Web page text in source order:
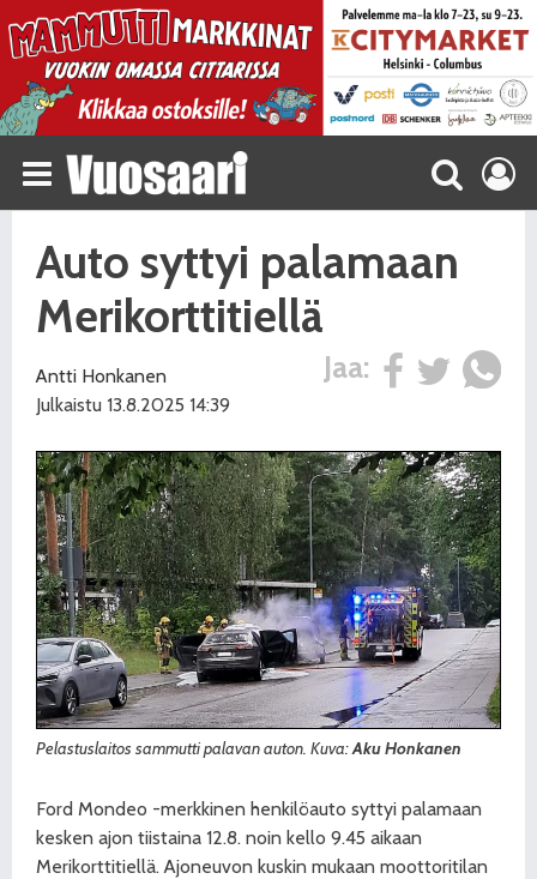
Auto syttyi palamaan
Merikorttitiellä
Jaa:
Antti Honkanen
Julkaistu 13.8.2025 14:39
Pelastuslaitos sammutti palavan auton. Kuva:Aku Honkanen
Ford Mondeo -merkkinen henkilöauto syttyi palamaan
kesken ajon tiistaina 12.8. noin kello 9.45 aikaan
Merikorttitiellä. Ajoneuvon kuskin mukaan moottoritilan